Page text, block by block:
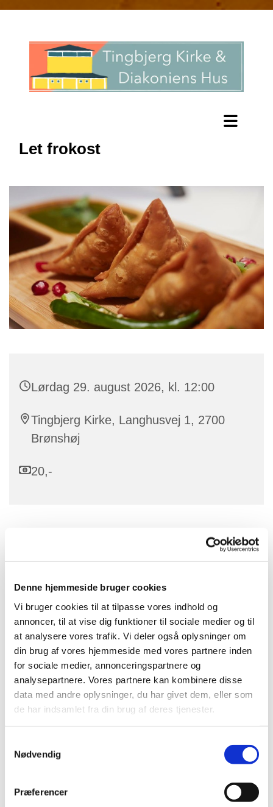
Denne hjemmeside bruger cookies
Vi bruger cookies til at tilpasse vores indhold og
annoncer, til at vise dig funktioner til sociale medier og til
at analysere vores trafik. Vi deler også oplysninger om
din brug af vores hjemmeside med vores partnere inden
for sociale medier, annonceringspartnere og
analysepartnere. Vores partnere kan kombinere disse
data med andre oplysninger, du har givet dem, eller som
de har indsamlet fra din brug af deres tjenester.
Nødvendig
Præferencer
Let frokost
Lørdag 29. august 2026, kl. 12:00
Tingbjerg Kirke, Langhusvej 1, 2700
Brønshøj
20,-
Du vil måske også kunne lide...